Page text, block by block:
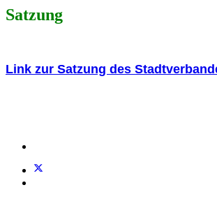
Satzung
Link zur Satzung des